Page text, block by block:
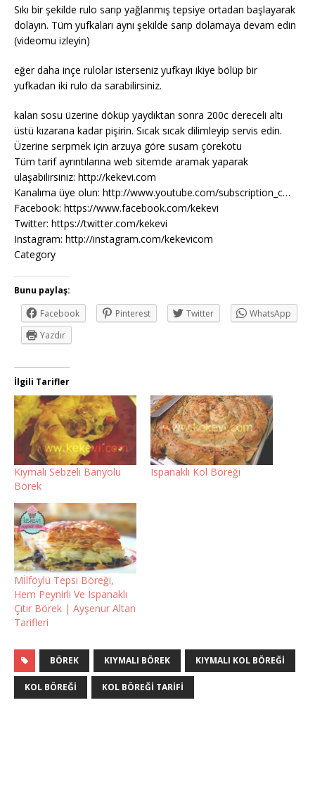
Sıkı bir şekilde rulo sarıp yağlanmış tepsiye ortadan başlayarak
dolayın. Tüm yufkaları aynı şekilde sarıp dolamaya devam edin
(videomu izleyin)
eğer daha inçe rulolar isterseniz yufkayı ikiye bölüp bir
yufkadan iki rulo da sarabilirsiniz.
kalan sosu üzerine döküp yaydıktan sonra 200c dereceli altı
üstü kızarana kadar pişirin. Sıcak sıcak dilimleyip servis edin.
Üzerine serpmek için arzuya göre susam çörekotu
Tüm tarif ayrıntılarına web sitemde aramak yaparak
ulaşabilirsiniz: http://kekevi.com
Kanalıma üye olun: http://www.youtube.com/subscription_c…
Facebook: https://www.facebook.com/kekevi
Twitter: https://twitter.com/kekevi
Instagram: http://instagram.com/kekevicom
Category
Bunu paylaş:
Facebook
Pinterest Twitter
WhatsApp
Yazdır
İlgili Tarifler
Kıymalı Sebzeli Banyolu
Börek
Ispanaklı Kol Böreği
Mİlföylü Tepsi Böreği,
Hem Peynirli Ve Ispanaklı
Çıtır Börek | Ayşenur Altan
Tarifleri
BÖREK KIYMALI BÖREK KIYMALI KOL BÖREĞI
KOL BÖREĞI KOL BÖREĞI TARIFI